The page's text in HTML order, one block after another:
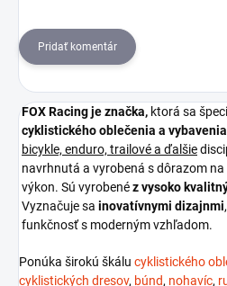
Pridať komentár
FOX Racing jeznačka, ktorá sa
cyklistického oblečenia a vybavenia
bicykle, enduro, trailové a ďalšie
navrhnutá a vyrobená s dôrazom
výkon. Sú vyrobenéz vysoko
Vyznačuje sa inovatívnymi dizajnmi
funkčnosť s moderným vzhľadom.
Ponúka širokú škálu cyklistického
cyklistických dresov, búnd, nohavíc,